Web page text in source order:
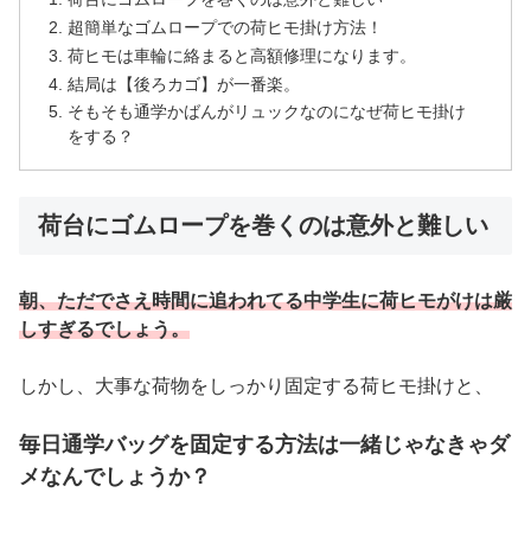
超簡単なゴムロープでの荷ヒモ掛け方法！
荷ヒモは車輪に絡まると高額修理になります。
結局は【後ろカゴ】が一番楽。
そもそも通学かばんがリュックなのになぜ荷ヒモ掛け
をする？
荷台にゴムロープを巻くのは意外と難しい
朝、ただでさえ時間に追われてる中学生に荷ヒモがけは厳
しすぎるでしょう。
しかし、大事な荷物をしっかり固定する荷ヒモ掛けと、
毎日通学バッグを固定する方法は一緒じゃなきゃダ
メなんでしょうか？